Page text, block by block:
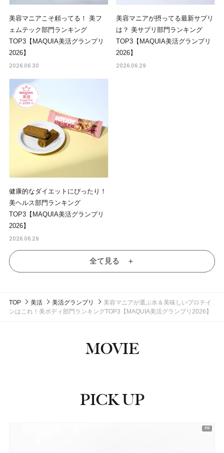
美容マニアこそ頼ってる！ 美フ
ェムテック部門ランキング
TOP3【MAQUIA美活グランプリ
2026】
2026.06.30
美容マニアが摂ってる最新サプリ
は？ 美サプリ部門ランキング
TOP3【MAQUIA美活グランプリ
2026】
2026.06.29
健康的なダイエットにぴったり！
美ヘルス部門ランキング
TOP3【MAQUIA美活グランプリ
2026】
2026.06.29
全て見る ＋
TOP 美活 美活グランプリ
美容マニアが選ぶ水＆美味しいプロテイ
ンはこれ！美ボディ部門ランキングTOP3【MAQUIA美活グランプリ2026】
MOVIE
PICK UP